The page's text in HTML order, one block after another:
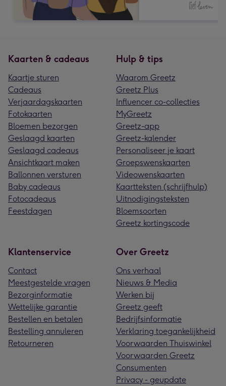
Kaarten & cadeaus
Kaartje sturen
Cadeaus
Verjaardagskaarten
Fotokaarten
Bloemen bezorgen
Geslaagd kaarten
Geslaagd cadeaus
Ansichtkaart maken
Ballonnen versturen
Baby cadeaus
Fotocadeaus
Feestdagen
Hulp & tips
Waarom Greetz
Greetz Plus
Influencer co-collecties
MyGreetz
Greetz-app
Greetz-kalender
Personaliseer je kaart
Groepswenskaarten
Videowenskaarten
Kaartteksten (schrijfhulp)
Uitnodigingsteksten
Bloemsoorten
Greetz kortingscode
Klantenservice
Contact
Meestgestelde vragen
Bezorginformatie
Wettelijke garantie
Bestellen en betalen
Bestelling annuleren
Retourneren
Over Greetz
Ons verhaal
Nieuws & Media
Werken bij
Greetz geeft
Bedrijfsinformatie
Verklaring toegankelijkheid
Voorwaarden Thuiswinkel
Voorwaarden Greetz
Consumenten
Privacy - geupdate